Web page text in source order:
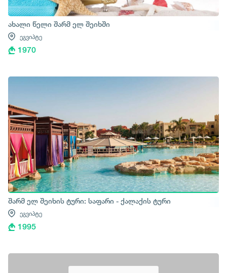
ახალი წელი შარმ ელ შეიხში
ეგვიპტე
1970
შარმ ელ შეიხის ტური: საფარი - ქალაქის ტური
ეგვიპტე
1995